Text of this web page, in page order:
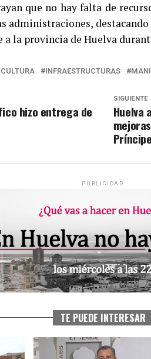
que no hay falta de
administraciones,
a la provincia de Huelva
INFRAESTRUCTURAS
SIGUIENTE
Huelva
hizo entrega de
PUBLICIDAD
TE PUEDE INTERESAR